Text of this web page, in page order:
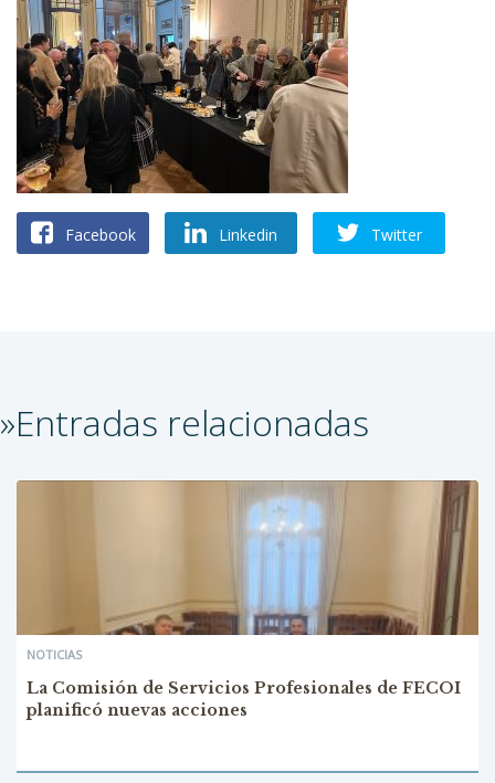
Facebook Linkedin Twitter
»Entradas relacionadas
NOTICIAS
La Comisión de Servicios Profesionales de FECOI
planificó nuevas acciones